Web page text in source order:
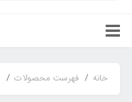
خانه فهرست محصولات